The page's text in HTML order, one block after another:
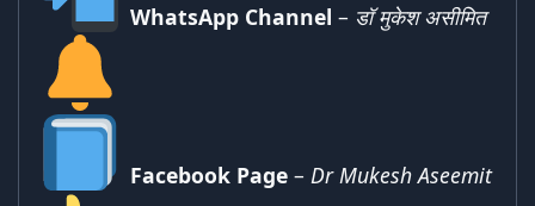
WhatsApp Channel – डॉ मुकेश असीमित
Facebook Page– Dr Mukesh Aseemit